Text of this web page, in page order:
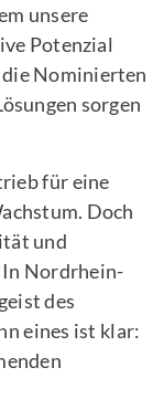
unsere
Potenzial
die Nominierten
sorgen
für eine
Doch
und
Nordrhein-
des
eines ist klar: